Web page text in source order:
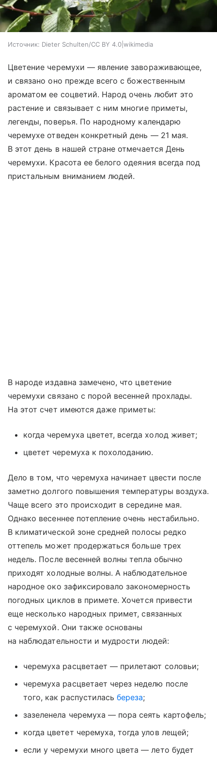
Источник: Dieter Schulten/CC BY 4.0|wikimedia
Цветение черемухи — явление завораживающее,
и связано оно прежде всего с божественным
ароматом ее соцветий. Народ очень любит это
растение и связывает с ним многие приметы,
легенды, поверья. По народному календарю
черемухе отведен конкретный день — 21 мая.
В этот день в нашей стране отмечается День
черемухи. Красота ее белого одеяния всегда под
пристальным вниманием людей.
В народе издавна замечено, что цветение
черемухи связано с порой весенней прохлады.
На этот счет имеются даже приметы:
когда черемуха цветет, всегда холод живет;
цветет черемуха к похолоданию.
Дело в том, что черемуха начинает цвести после
заметно долгого повышения температуры воздуха.
Чаще всего это происходит в середине мая.
Однако весеннее потепление очень нестабильно.
В климатической зоне средней полосы редко
оттепель может продержаться больше трех
недель. После весенней волны тепла обычно
приходят холодные волны. А наблюдательное
народное око зафиксировало закономерность
погодных циклов в примете. Хочется привести
еще несколько народных примет, связанных
с черемухой. Они также основаны
на наблюдательности и мудрости людей:
черемуха расцветает — прилетают соловьи;
черемуха расцветает через неделю после
того, как распустиласьбереза;
зазеленела черемуха — пора сеять картофель;
когда цветет черемуха, тогда улов лещей;
если у черемухи много цвета — лето будет